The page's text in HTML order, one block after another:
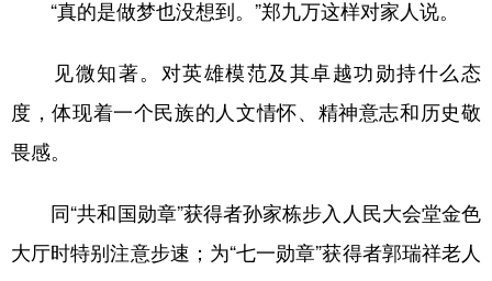
“真的是做梦也没想到。”郑九万这样对家人说。
见微知著。对英雄模范及其卓越功勋持什么态
度，体现着一个民族的人文情怀、精神意志和历史敬
畏感。
同“共和国勋章”获得者孙家栋步入人民大会堂金色
大厅时特别注意步速；为“七一勋章”获得者郭瑞祥老人